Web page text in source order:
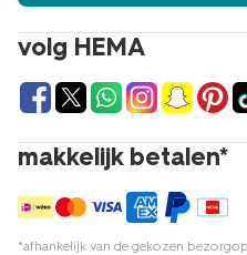
volg HEMA
makkelijk betalen*
*afhankelijk van de gekozen